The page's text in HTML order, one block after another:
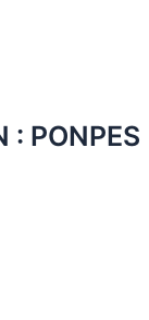
: PONPES